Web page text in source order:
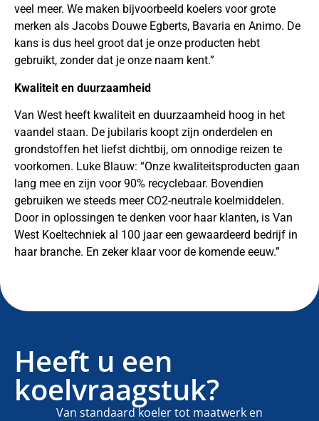
veel meer. We maken bijvoorbeeld koelers voor grote
merken als Jacobs Douwe Egberts, Bavaria en Animo. De
kans is dus heel groot dat je onze producten hebt
gebruikt, zonder dat je onze naam kent.”
Kwaliteit en duurzaamheid
Van West heeft kwaliteit en duurzaamheid hoog in het
vaandel staan. De jubilaris koopt zijn onderdelen en
grondstoffen het liefst dichtbij, om onnodige reizen te
voorkomen. Luke Blauw: “Onze kwaliteitsproducten gaan
lang mee en zijn voor 90% recyclebaar. Bovendien
gebruiken we steeds meer CO2-neutrale koelmiddelen.
Door in oplossingen te denken voor haar klanten, is Van
West Koeltechniek al 100 jaar een gewaardeerd bedrijf in
haar branche. En zeker klaar voor de komende eeuw.”
Heeft u een
koelvraagstuk?
Van standaard koeler tot maatwerk en